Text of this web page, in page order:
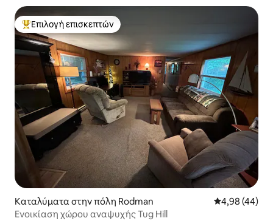
Κορυφαία επιλογή επισκεπτών
Επιλογή επισκεπτών
Καταλύματα στην πόλη Rodman Μέση
4,98 (44)
Ενοικίαση χώρου αναψυχής Tug Hill